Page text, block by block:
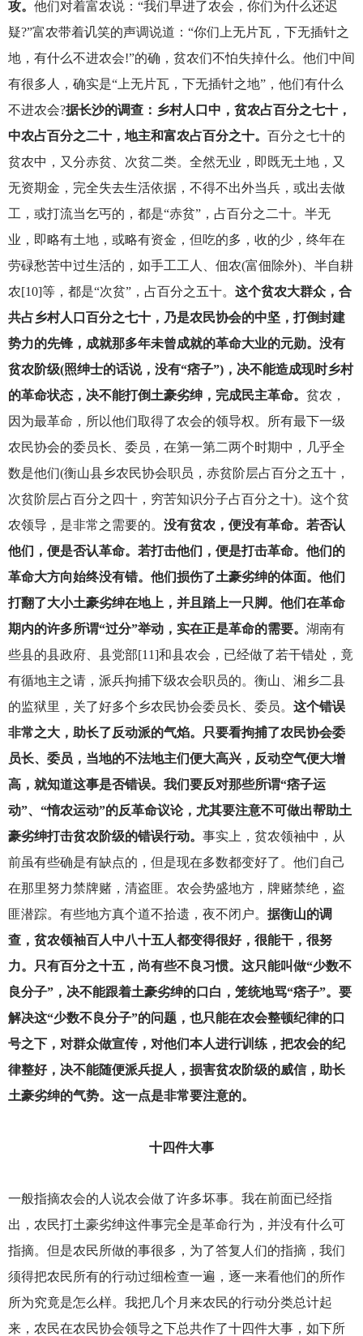
攻。 他们对着富农说：“我们早进了农会，你们为什么还迟
疑?”富农带着讥笑的声调说道：“你们上无片瓦，下无插针之
地，有什么不进农会!”的确，贫农们不怕失掉什么。他们中间
有很多人，确实是“上无片瓦，下无插针之地”，他们有什么
不进农会?据长沙的调查：乡村人口中，贫农占百分之七十，
中农占百分之二十，地主和富农占百分之十。 百分之七十的
贫农中，又分赤贫、次贫二类。全然无业，即既无土地，又
无资期金，完全失去生活依据，不得不出外当兵，或出去做
工，或打流当乞丐的，都是“赤贫”，占百分之二十。半无
业，即略有土地，或略有资金，但吃的多，收的少，终年在
劳碌愁苦中过生活的，如手工工人、佃农(富佃除外)、半自耕
农[10]等，都是“次贫”，占百分之五十。 这个贫农大群众，合
共占乡村人口百分之七十，乃是农民协会的中坚，打倒封建
势力的先锋，成就那多年未曾成就的革命大业的元勋。没有
贫农阶级(照绅士的话说，没有“痞子”)，决不能造成现时乡村
的革命状态，决不能打倒土豪劣绅，完成民主革命。 贫农，
因为最革命，所以他们取得了农会的领导权。所有最下一级
农民协会的委员长、委员，在第一第二两个时期中，几乎全
数是他们(衡山县乡农民协会职员，赤贫阶层占百分之五十，
次贫阶层占百分之四十，穷苦知识分子占百分之十)。这个贫
农领导，是非常之需要的。 没有贫农，便没有革命。若否认
他们，便是否认革命。若打击他们，便是打击革命。他们的
革命大方向始终没有错。他们损伤了土豪劣绅的体面。他们
打翻了大小土豪劣绅在地上，并且踏上一只脚。他们在革命
期内的许多所谓“过分”举动，实在正是革命的需要。 湖南有
些县的县政府、县党部[11]和县农会，已经做了若干错处，竟
有循地主之请，派兵拘捕下级农会职员的。衡山、湘乡二县
的监狱里，关了好多个乡农民协会委员长、委员。 这个错误
非常之大，助长了反动派的气焰。只要看拘捕了农民协会委
员长、委员，当地的不法地主们便大高兴，反动空气便大增
高，就知道这事是否错误。我们要反对那些所谓“痞子运
动”、“惰农运动”的反革命议论，尤其要注意不可做出帮助土
豪劣绅打击贫农阶级的错误行动。 事实上，贫农领袖中，从
前虽有些确是有缺点的，但是现在多数都变好了。他们自己
在那里努力禁牌赌，清盗匪。农会势盛地方，牌赌禁绝，盗
匪潜踪。有些地方真个道不拾遗，夜不闭户。 据衡山的调
查，贫农领袖百人中八十五人都变得很好，很能干，很努
力。只有百分之十五，尚有些不良习惯。这只能叫做“少数不
良分子”，决不能跟着土豪劣绅的口白，笼统地骂“痞子”。要
解决这“少数不良分子”的问题，也只能在农会整顿纪律的口
号之下，对群众做宣传，对他们本人进行训练，把农会的纪
律整好，决不能随便派兵捉人，损害贫农阶级的威信，助长
土豪劣绅的气势。这一点是非常要注意的。
十四件大事
一般指摘农会的人说农会做了许多坏事。我在前面已经指
出，农民打土豪劣绅这件事完全是革命行为，并没有什么可
指摘。但是农民所做的事很多，为了答复人们的指摘，我们
须得把农民所有的行动过细检查一遍，逐一来看他们的所作
所为究竟是怎么样。我把几个月来农民的行动分类总计起
来，农民在农民协会领导之下总共作了十四件大事，如下所